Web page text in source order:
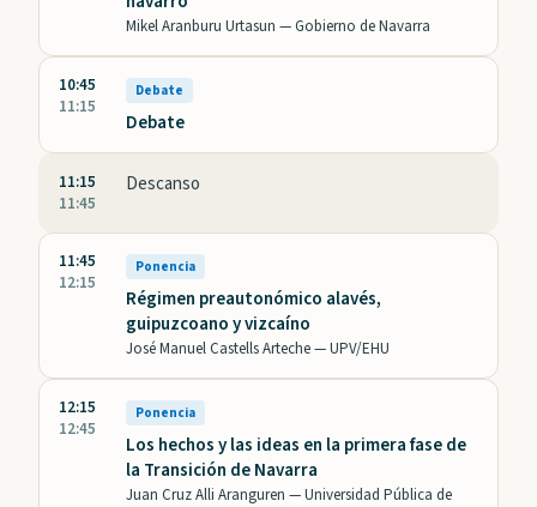
Mikel Aranburu Urtasun —Gobierno de Navarra
10:45
11:15
Debate
Debate
11:15
11:45
Descanso
11:45
12:15
Ponencia
Régimen preautonómico alavés,
guipuzcoano y vizcaíno
José Manuel Castells Arteche —UPV/EHU
12:15
12:45
Ponencia
Los hechos y las ideas en la primera fase de
la Transición de Navarra
Juan Cruz Alli Aranguren —Universidad Pública de